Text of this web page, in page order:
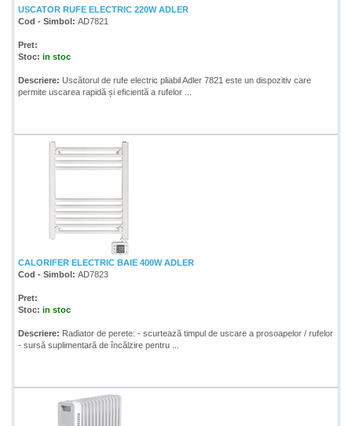
USCATOR RUFE ELECTRIC 220W ADLER
Cod - Simbol: AD7821
Pret:
Stoc: in stoc
Descriere: Uscătorul de rufe electric pliabil Adler 7821 este un dispozitiv care
permite uscarea rapidă și eficientă a rufelor ...
CALORIFER ELECTRIC BAIE 400W ADLER
Cod - Simbol: AD7823
Pret:
Stoc: in stoc
Descriere: Radiator de perete: - scurtează timpul de uscare a prosoapelor / rufelor
- sursă suplimentară de încălzire pentru ...